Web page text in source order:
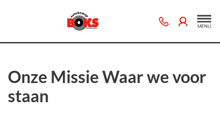
Onze Missie Waar we voor
staan